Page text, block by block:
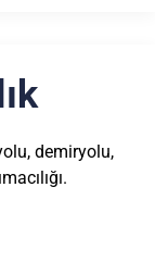
demiryolu,